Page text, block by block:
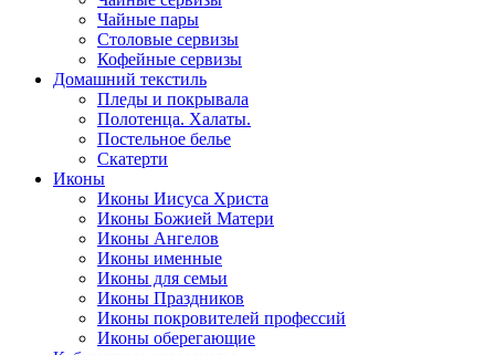
Чайные пары
Столовые сервизы
Кофейные сервизы
Домашний текстиль
Пледы и покрывала
Полотенца. Халаты.
Постельное белье
Скатерти
Иконы
Иконы Иисуса Христа
Иконы Божией Матери
Иконы Ангелов
Иконы именные
Иконы для семьи
Иконы Праздников
Иконы покровителей профессий
Иконы оберегающие